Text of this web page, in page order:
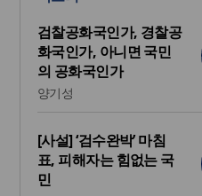
검찰공화국인가, 경찰공
화국인가, 아니면 국민
의 공화국인가
양기성
[사설] ‘검수완박’ 마침
표, 피해자는 힘없는 국
민